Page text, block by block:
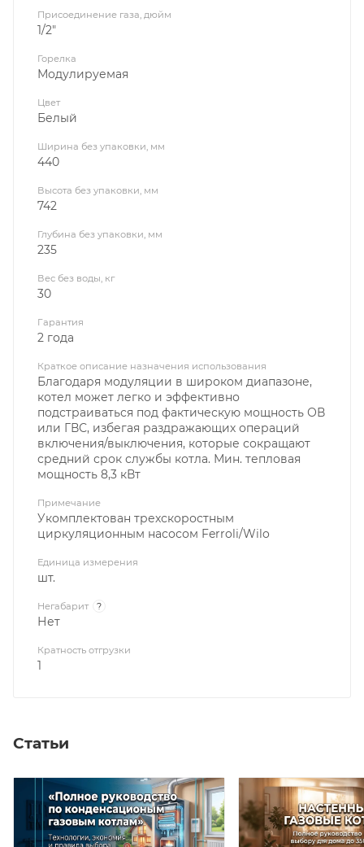
Присоединение газа, дюйм
1/2"
Горелка
Модулируемая
Цвет
Белый
Ширина без упаковки, мм
440
Высота без упаковки, мм
742
Глубина без упаковки, мм
235
Вес без воды, кг
30
Гарантия
2 года
Краткое описание назначения использования
Благодаря модуляции в широком диапазоне,
котел может легко и эффективно
подстраиваться под фактическую мощность ОВ
или ГВС, избегая раздражающих операций
включения/выключения, которые сокращают
средний срок службы котла. Мин. тепловая
мощность 8,3 кВт
Примечание
Укомплектован трехскоростным
циркуляционным насосом Ferroli/Wilo
Единица измерения
шт.
Негабарит ?
Нет
Кратность отгрузки
1
Статьи